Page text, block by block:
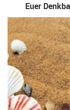
Euer